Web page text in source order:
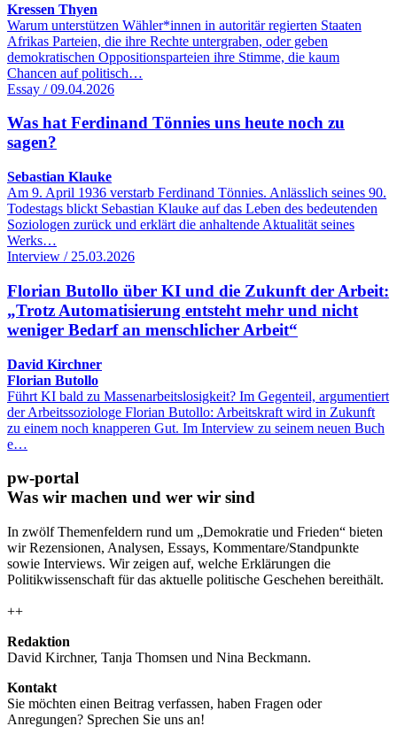
Kressen Thyen
Warum unterstützen Wähler*innen in autoritär regierten Staaten
Afrikas Parteien, die ihre Rechte untergraben, oder geben
demokratischen Oppositionsparteien ihre Stimme, die kaum
Chancen auf politisch…
Essay / 09.04.2026
Was hat Ferdinand Tönnies uns heute noch zu
sagen?
Sebastian Klauke
Am 9. April 1936 verstarb Ferdinand Tönnies. Anlässlich seines 90.
Todestags blickt Sebastian Klauke auf das Leben des bedeutenden
Soziologen zurück und erklärt die anhaltende Aktualität seines
Werks…
Interview / 25.03.2026
Florian Butollo über KI und die Zukunft der Arbeit:
„Trotz Automatisierung entsteht mehr und nicht
weniger Bedarf an menschlicher Arbeit“
David Kirchner
Florian Butollo
Führt KI bald zu Massenarbeitslosigkeit? Im Gegenteil, argumentiert
der Arbeitssoziologe Florian Butollo: Arbeitskraft wird in Zukunft
zu einem noch knapperen Gut. Im Interview zu seinem neuen Buch
e…
pw-portal
Was wir machen und wer wir sind
In zwölf Themenfeldern rund um „Demokratie und Frieden“ bieten
wir Rezensionen, Analysen, Essays, Kommentare/Standpunkte
sowie Interviews. Wir zeigen auf, welche Erklärungen die
Politikwissenschaft für das aktuelle politische Geschehen bereithält.
++
Redaktion
David Kirchner, Tanja Thomsen und Nina Beckmann.
Kontakt
Sie möchten einen Beitrag verfassen, haben Fragen oder
Anregungen? Sprechen Sie uns an!